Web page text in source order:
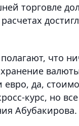
торговле
что
да,
курс, но
Абубакирова.